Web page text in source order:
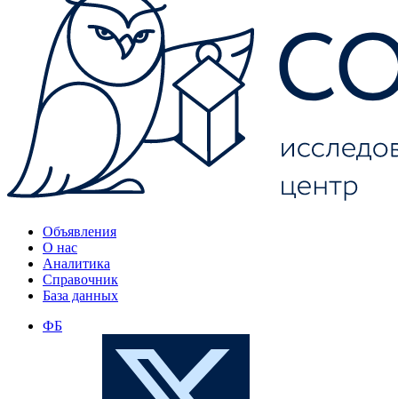
Объявления
О нас
Аналитика
Справочник
База данных
ФБ